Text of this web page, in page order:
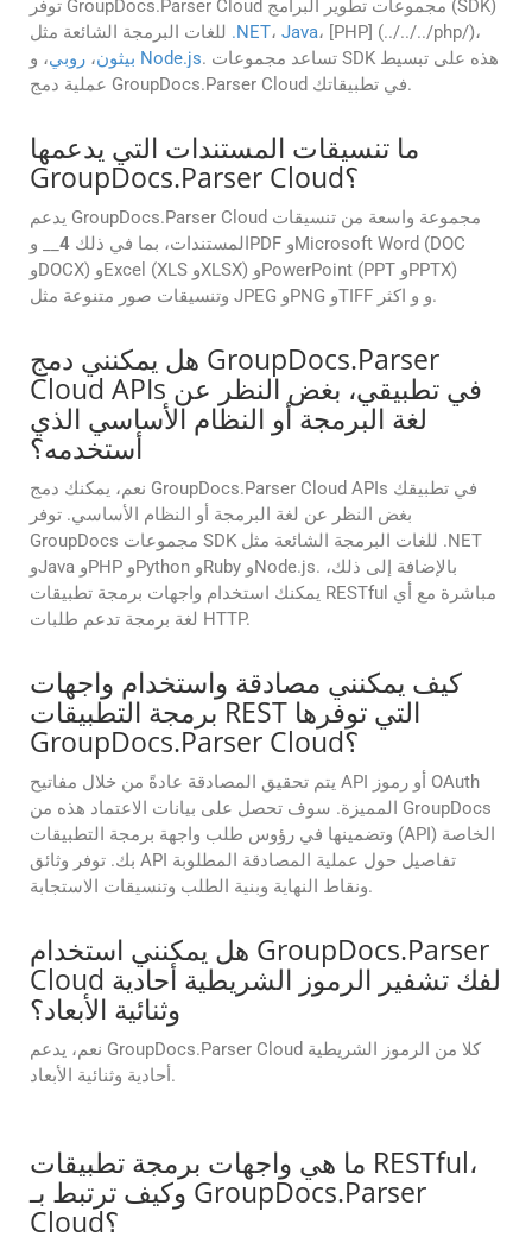
توفر GroupDocs.Parser Cloud مجموعات تطوير البرامج (SDK)
.NET، Java، [PHP] (../../../php/)،
بيثون، روبي Node.js. تساعد مجموعات SDK هذه على تبسيط
عملية دمج GroupDocs.Parser Cloud في تطبيقاتك.
ما تنسيقات المستندات التي يدعمها
GroupDocs.Parser Cloud؟
يدعم GroupDocs.Parser Cloud مجموعة واسعة من تنسيقات
المستندات، بما في ذلك 4 __ وPDF وMicrosoft Word (DOC
وDOCX) وExcel (XLS وXLSX) وPowerPoint (PPT وPPTX)
وتنسيقات صور متنوعة مثل JPEG وPNG وTIFF و و اكثر.
هل يمكنني دمج GroupDocs.Parser
Cloud APIs في تطبيقي، بغض النظر عن
لغة البرمجة أو النظام الأساسي الذي
أستخدمه؟
نعم، يمكنك دمج GroupDocs.Parser Cloud APIs في تطبيقك
بغض النظر عن لغة البرمجة أو النظام الأساسي. توفر
GroupDocs مجموعات SDK للغات البرمجة الشائعة مثل .NET
وJava وPHP وPython وRuby وNode.js. بالإضافة إلى ذلك،
يمكنك استخدام واجهات برمجة تطبيقات RESTful مباشرة مع أي
لغة برمجة تدعم طلبات HTTP.
كيف يمكنني مصادقة واستخدام واجهات
برمجة التطبيقات REST التي توفرها
GroupDocs.Parser Cloud؟
يتم تحقيق المصادقة عادةً من خلال مفاتيح API أو رموز OAuth
المميزة. سوف تحصل على بيانات الاعتماد هذه من GroupDocs
وتضمينها في رؤوس طلب واجهة برمجة التطبيقات (API) الخاصة
بك. توفر وثائق API تفاصيل حول عملية المصادقة المطلوبة
ونقاط النهاية وبنية الطلب وتنسيقات الاستجابة.
هل يمكنني استخدام GroupDocs.Parser
Cloud لفك تشفير الرموز الشريطية أحادية
وثنائية الأبعاد؟
نعم، يدعم GroupDocs.Parser Cloud كلا من الرموز الشريطية
أحادية وثنائية الأبعاد.
ما هي واجهات برمجة تطبيقات RESTful،
وكيف ترتبط بـ GroupDocs.Parser
Cloud؟